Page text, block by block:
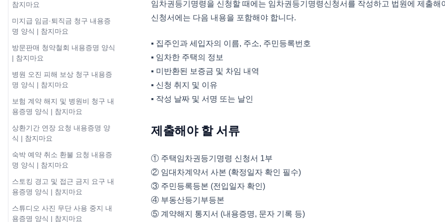
참지마요
미지급 임금·퇴직금 청구 내용증
명 양식 | 참지마요
방문판매 청약철회 내용증명 양식
| 참지마요
병원 오진 피해 보상 청구 내용증
명 양식 | 참지마요
보험 계약 해지 및 병원비 청구 내
용증명 양식 | 참지마요
상환기간 연장 요청 내용증명 양
식 | 참지마요
숙박 예약 취소 환불 요청 내용증
명 양식 | 참지마요
스토킹 경고 및 접근 금지 요구 내
용증명 양식 | 참지마요
스튜디오 사진 무단 사용 중지 내
용증명 양식 | 참지마요
임차권등기명령을 신청할 때에는 임차권등기명령신청서를 작성하고 법원에 제출해
신청서에는 다음 내용을 포함해야 합니다.
▪︎ 집주인과 세입자의 이름, 주소, 주민등록번호
▪︎ 임차한 주택의 정보
▪︎ 미반환된 보증금 및 차임 내역
▪︎ 신청 취지 및 이유
▪︎ 작성 날짜 및 서명 또는 날인
제출해야 할 서류
① 주택임차권등기명령 신청서 1부
② 임대차계약서 사본 (확정일자 확인 필수)
③ 주민등록등본 (전입일자 확인)
④ 부동산등기부등본
⑤ 계약해지 통지서 (내용증명, 문자 기록 등)